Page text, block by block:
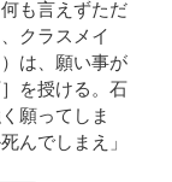
も言えずただ
クラスメイ
は、願い事が
を授ける。石
願ってしま
んでしまえ」